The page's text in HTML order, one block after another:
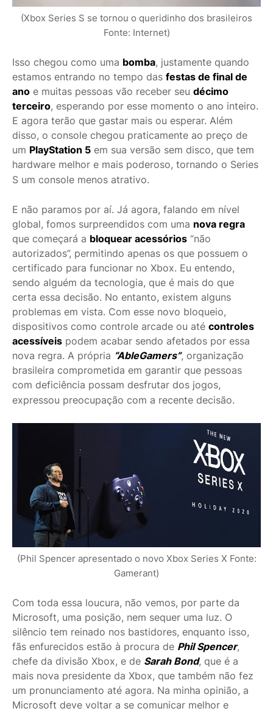
(Xbox Series S se tornou o queridinho dos brasileiros
Fonte: Internet)
Isso chegou como uma bomba, justamente quando
estamos entrando no tempo das festas de final de
ano e muitas pessoas vão receber seu décimo
terceiro, esperando por esse momento o ano inteiro.
E agora terão que gastar mais ou esperar. Além
disso, o console chegou praticamente ao preço de
um PlayStation 5 em sua versão sem disco, que tem
hardware melhor e mais poderoso, tornando o Series
S um console menos atrativo.
E não paramos por aí. Já agora, falando em nível
global, fomos surpreendidos com uma nova regra
que começará a bloquear acessórios “não
autorizados”, permitindo apenas os que possuem o
certificado para funcionar no Xbox. Eu entendo,
sendo alguém da tecnologia, que é mais do que
certa essa decisão. No entanto, existem alguns
problemas em vista. Com esse novo bloqueio,
dispositivos como controle arcade ou até controles
acessíveis podem acabar sendo afetados por essa
nova regra. A própria “AbleGamers”, organização
brasileira comprometida em garantir que pessoas
com deficiência possam desfrutar dos jogos,
expressou preocupação com a recente decisão.
(Phil Spencer apresentado o novo Xbox Series X Fonte:
Gamerant)
Com toda essa loucura, não vemos, por parte da
Microsoft, uma posição, nem sequer uma luz. O
silêncio tem reinado nos bastidores, enquanto isso,
fãs enfurecidos estão à procura de Phil Spencer,
chefe da divisão Xbox, e de Sarah Bond, que é a
mais nova presidente da Xbox, que também não fez
um pronunciamento até agora. Na minha opinião, a
Microsoft deve voltar a se comunicar melhor e